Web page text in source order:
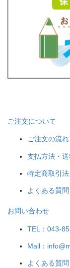
ご注文について
ご注文の流れ
支払方法・
特定商取引法
よくある質問
お問い合わせ
TEL：043-
Mail：
よくある質問